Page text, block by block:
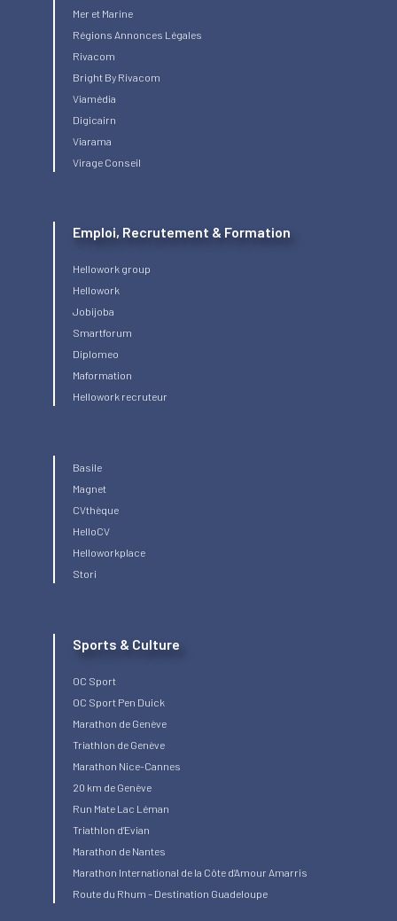
Mer et Marine
Régions Annonces Légales
Rivacom
Bright By Rivacom
Viamédia
Digicairn
Viarama
Virage Conseil
Emploi, Recrutement & Formation
Hellowork group
Hellowork
Jobijoba
Smartforum
Diplomeo
Maformation
Hellowork recruteur
Basile
Magnet
CVthèque
HelloCV
Helloworkplace
Stori
Sports & Culture
OC Sport
OC Sport Pen Duick
Marathon de Genève
Triathlon de Genève
Marathon Nice-Cannes
20 km de Genève
Run Mate Lac Léman
Triathlon d’Evian
Marathon de Nantes
Marathon International de la Côte d’Amour Amarris
Route du Rhum – Destination Guadeloupe